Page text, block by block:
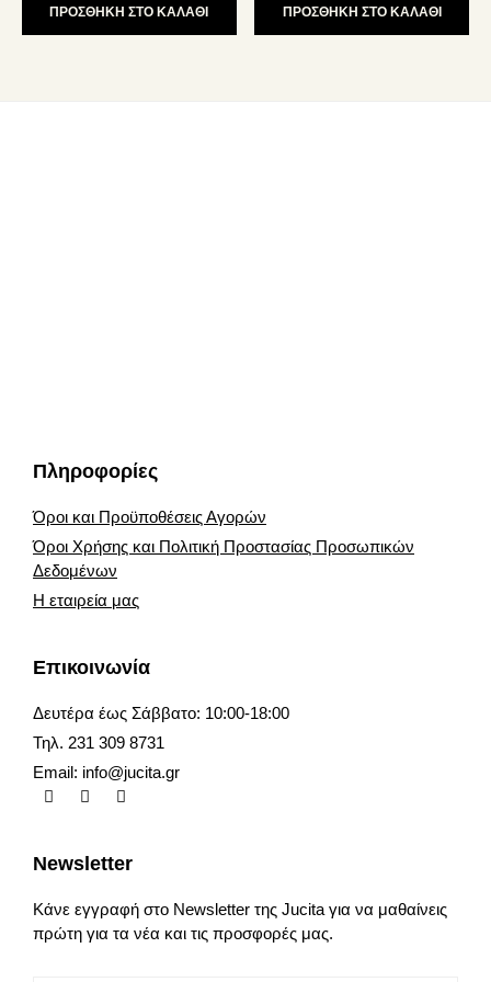
34.90€.είναι:
ΠΡΟΣΘΗΚΗ ΣΤΟ ΚΑΛΑΘΙ ΠΡΟΣΘΗΚΗ ΣΤΟ ΚΑΛΑΘΙ
επιλογές
Πληροφορίες
Όροι και Προϋποθέσεις Αγορών
Όροι Χρήσης και Πολιτική Προστασίας Προσωπικών
Δεδομένων
Η εταιρεία μας
Επικοινωνία
Δευτέρα έως Σάββατο: 10:00-18:00
Τηλ. 231 309 8731
Email: info@jucita.gr
Newsletter
Κάνε εγγραφή στο Newsletter της Jucita για να μαθαίνεις
πρώτη για τα νέα και τις προσφορές μας.